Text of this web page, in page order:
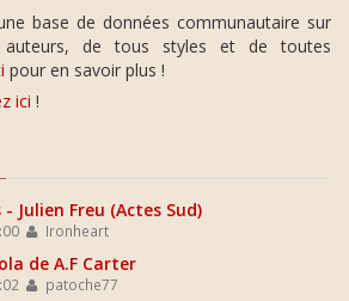
base de données communautaire sur
de tous styles et de toutes
pour en savoir plus !
ici !
Julien Freu (Actes Sud)
Ironheart
de A.F Carter
patoche77